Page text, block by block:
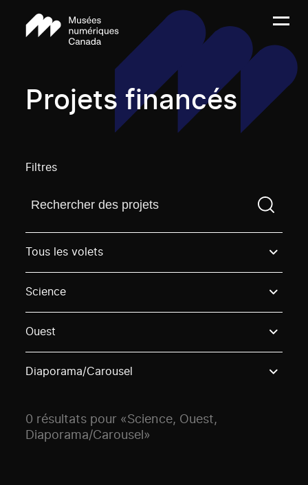
Projets financés
Filtres
Trouvez un projetVous devez saisir un terme de
Tous les volets
Science
Ouest
Diaporama/Carousel
0 résultats pour «Science, Ouest,
Diaporama/Carousel»